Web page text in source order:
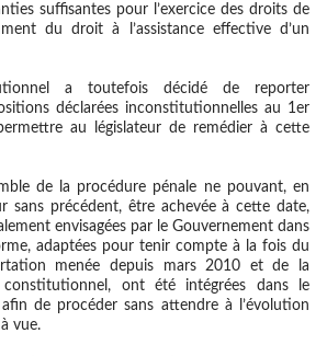
suffisantes pour l’exercice des droits de
du droit à l’assistance effective d’un
a toutefois décidé de reporter
déclarées inconstitutionnelles au 1er
au législateur de remédier à cette
de la procédure pénale ne pouvant, en
sans précédent, être achevée à cette date,
envisagées par le Gouvernement dans
adaptées pour tenir compte à la fois du
menée depuis mars 2010 et de la
ont été intégrées dans le
de procéder sans attendre à l’évolution
vue.